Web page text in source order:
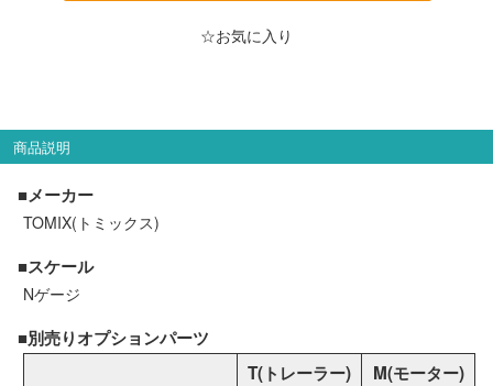
LINEお友達登録
ヘルプページ
お問い合せ
ログイン/マイページ
☆お気に入り
商品説明
■メーカー
TOMIX(トミックス)
■スケール
Nゲージ
■別売りオプションパーツ
T(トレーラー)
M(モーター)